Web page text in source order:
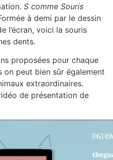
S comme Souris
à demi par le dessin
l’écran, voici la souris
dents.
proposées pour chaque
on peut bien sûr également
extraordinaires.
de présentation de